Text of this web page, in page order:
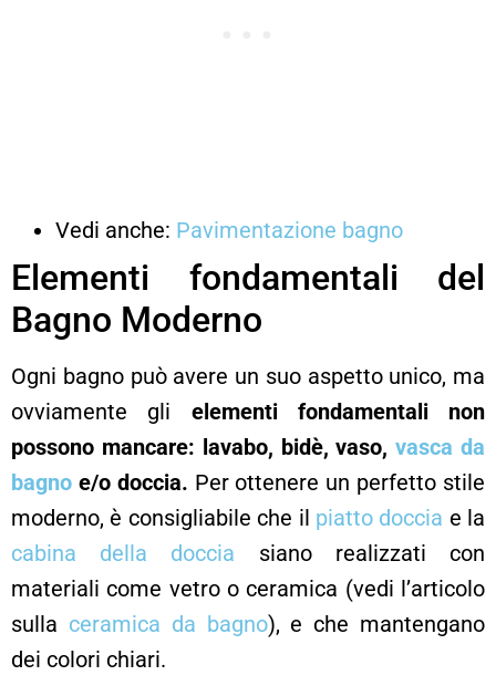
Vedi anche: Pavimentazione bagno
Elementi fondamentali del
Bagno Moderno
Ogni bagno può avere un suo aspetto unico, ma
ovviamente gli elementi fondamentali non
possono mancare: lavabo, bidè, vaso,vasca da
bagno e/o doccia. Per ottenere un perfetto stile
moderno, è consigliabile che il piatto doccia e la
cabina della doccia siano realizzati con
materiali come vetro o ceramica (vedi l’articolo
sulla ceramica da bagno), e che mantengano
dei colori chiari.